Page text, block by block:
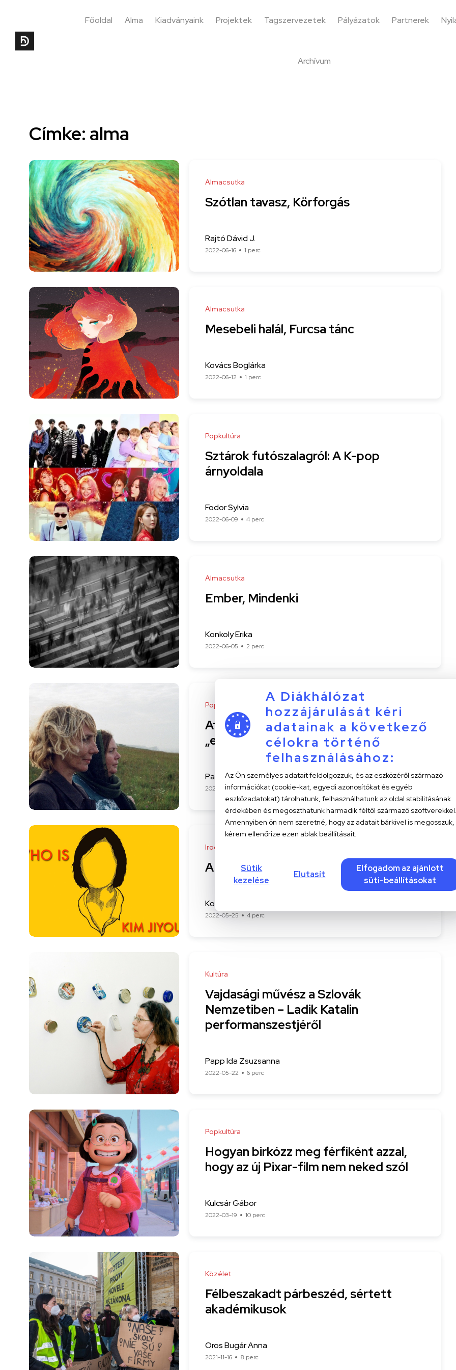
A Diákhálózat
hozzájárulását kéri
adatainak a következő
célokra történő
felhasználásához:
Az Ön személyes adatait feldolgozzuk, és az eszközéről származó
információkat (cookie-kat, egyedi azonosítókat és egyéb
eszközadatokat) tárolhatunk, felhasználhatunk az oldal stabilitásának
érdekében és megoszthatunk harmadik féltől származő
Amennyiben ön nem szeretné, hogy az adatait bárkivel is megosszuk,
kérem ellenőrize ezen ablak beállításait.
Sütik
kezelése
Elutasít
Elfogadom az ajánlott
süti-beállításokat
Főoldal Alma Kiadványaink Projektek Tagszervezetek Pályázatok Partnerek
Archívum
Címke: alma
Almacsutka
Szótlan tavasz, Körforgás
Rajtó Dávid J.
2022-06-16 1 perc
Almacsutka
Mesebeli halál, Furcsa tánc
Kovács Boglárka
2022-06-12 1 perc
Popkultúra
Sztárok futószalagról: A K-pop
árnyoldala
Fodor Sylvia
2022-06-09 4 perc
Almacsutka
Ember, Mindenki
Konkoly Erika
2022-06-05 2 perc
Popkultúra
After Love (Szerelem után) – avagy az
„európai alap“
Pastorek Veronika
2022-06-01 7 perc
Irodalom
A nő szürke mindennapjai
Kovács Kitti
2022-05-25 4 perc
Kultúra
Vajdasági művész a Szlovák
Nemzetiben – Ladik Katalin
performanszestjéről
Papp Ida Zsuzsanna
2022-05-22 6 perc
Popkultúra
Hogyan birkózz meg férfiként azzal,
hogy az új Pixar-film nem neked szól
Kulcsár Gábor
2022-03-19 10 perc
Közélet
Félbeszakadt párbeszéd, sértett
akadémikusok
Oros Bugár Anna
2021-11-16 8 perc